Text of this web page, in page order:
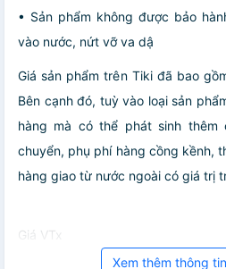
• Sản phẩm không được bảo
vào nước, nứt vỡ va dậ
Giá sản phẩm trên Tiki đã bao
Bên cạnh đó, tuỳ vào loại sản
hàng mà có thể phát sinh
chuyển, phụ phí hàng cồng kềnh,
hàng giao từ nước ngoài có giá trị
Giá VTx
Xem thêm thông